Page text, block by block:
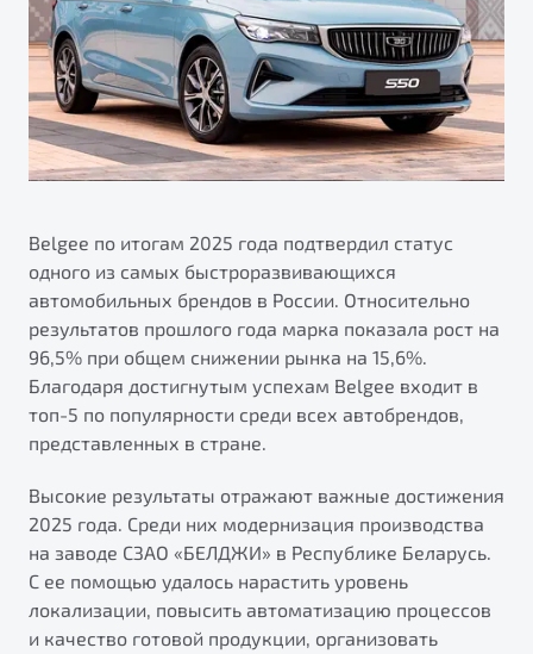
Яркий кроссовер
от 2 219 990 ₽*
S50
Элегантный и практичный седан
от 1 699 990 ₽*
Обзор В наличии
Автокредит
Трейд-ин
Страхование
Расчет КАСКО
Узнайте о специальных выгодах при покупке
автомобиля Belgee
Подробно
ПОДДЕРЖКА
Гарантия Belgee
Belgee Линк
Belgee Клуб
Реферальная программа
Клиентская поддержка
Помощь на дорогах
О дилерском центре
Правовая информация
Belgee по итогам 2025 года подтвердил статус
одного из самых быстроразвивающихся
автомобильных брендов в России. Относительно
результатов прошлого года марка показала рост на
96,5% при общем снижении рынка на 15,6%.
Благодаря достигнутым успехам Belgee входит в
топ-5 по популярности среди всех автобрендов,
представленных в стране.
Высокие результаты отражают важные достижения
2025 года. Среди них модернизация производства
на заводе СЗАО «БЕЛДЖИ» в Республике Беларусь.
С ее помощью удалось нарастить уровень
локализации, повысить автоматизацию процессов
и качество готовой продукции, организовать